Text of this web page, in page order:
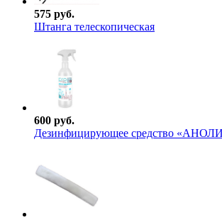
575 руб.
Штанга телескопическая
600 руб.
Дезинфицирующее средство